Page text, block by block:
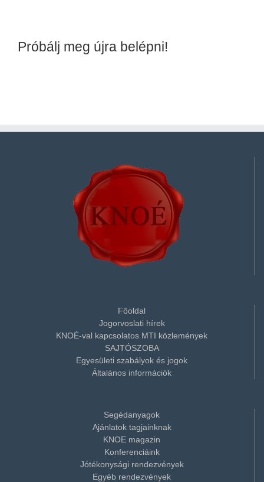
Próbálj meg újra belépni!
Főoldal
Jogorvoslati hírek
KNOÉ-val kapcsolatos MTI közlemények
SAJTÓSZOBA
Egyesületi szabályok és jogok
Általános információk
Segédanyagok
Ajánlatok tagjainknak
KNOE magazin
Konferenciáink
Jótékonysági rendezvények
Egyéb rendezvények